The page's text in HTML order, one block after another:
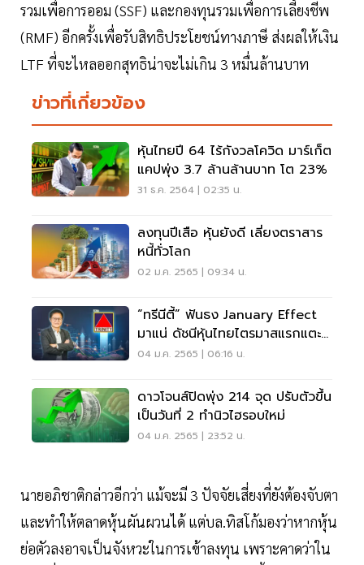
รวมเพื่อการออม (SSF) และกองทุนรวมเพื่อการเลี้ยงชีพ
(RMF) อีกครั้งเพื่อรับสิทธิประโยชน์ทางภาษี ส่งผลให้เงิน
LTF ที่จะไหลออกสุทธิน่าจะไม่เกิน 3 หมื่นล้านบาท
ข่าวที่เกี่ยวข้อง
หุ้นไทยปี 64 ไร้กังวลโควิด มาร์เก็ต
แคปพุ่ง 3.7 ล้านล้านบาท โต 23%
31 ธ.ค. 2564 | 02:35 น.
ลงทุนปีเสือ หุ้นยังดี เลี่ยงตราสาร
หนี้ทั่วโลก
02 ม.ค. 2565 | 09:34 น.
“ทรีนีตี้” ฟันธง January Effect
มาแน่ ดัชนีหุ้นไทยไตรมาสแรกแตะ
1,680 จุด
04 ม.ค. 2565 | 06:16 น.
ดาวโจนส์ปิดพุ่ง 214 จุด ปรับตัวขึ้น
เป็นวันที่ 2 ทำนิวไฮรอบใหม่
04 ม.ค. 2565 | 23:52 น.
นายอภิชาติกล่าวอีกว่า แม้จะมี 3 ปัจจัยเสี่ยงที่ยังต้องจับตา
และทำให้ตลาดหุ้นผันผวนได้ แต่บล.ทิสโก้มองว่าหากหุ้น
ย่อตัวลงอาจเป็นจังหวะในการเข้าลงทุน เพราะคาดว่าใน